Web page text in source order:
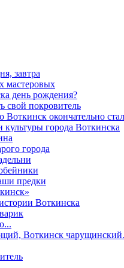
завтра
мастеровых
день рождения?
свой покровитель
Воткинск окончательно
города Воткинска
города
предки
Воткинска
Воткинск